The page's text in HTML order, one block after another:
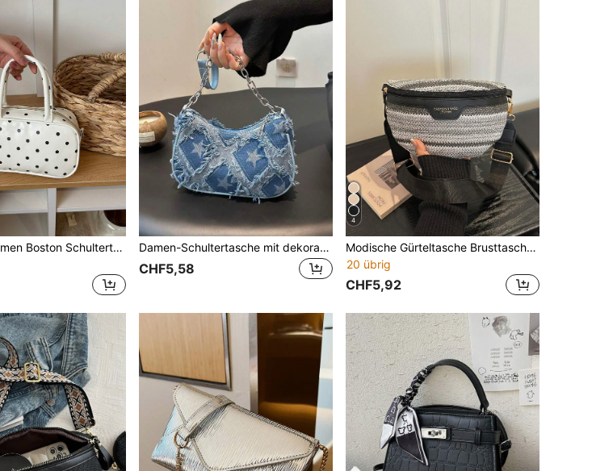
Modische Damen Boston Schultertasche mit Polka Dots, große Kapazität Pendler- und Einkaufstasche
Damen-Schultertasche mit dekorativem Schnallendetail, Steppnaht und Kettenriemen, Street Fashion, Boho-Tasche
CHF5,58
4
Modische Gürteltasche Brusttasche Minimalistischer Stil Schultasche Schulanfang
20 übrig
CHF5,92